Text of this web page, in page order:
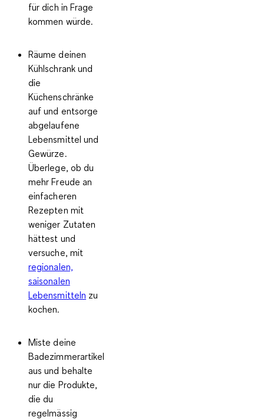
für dich in Frage
kommen würde.
Räume deinen
Kühlschrank und
die
Küchenschränke
auf und entsorge
abgelaufene
Lebensmittel und
Gewürze.
Überlege, ob du
mehr Freude an
einfacheren
Rezepten mit
weniger Zutaten
hättest und
versuche, mit
regionalen,
saisonalen
Lebensmitteln zu
kochen.
Miste deine
Badezimmerartikel
aus und behalte
nur die Produkte,
die du
regelmässig